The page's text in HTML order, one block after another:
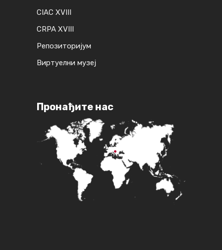
CIAC XVIII
CRPA XVIII
Репозиторијум
Виртуелни музеј
Пронађите нас